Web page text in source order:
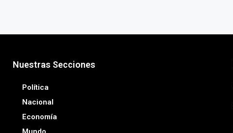
Nuestras Secciones
Política
Nacional
Economía